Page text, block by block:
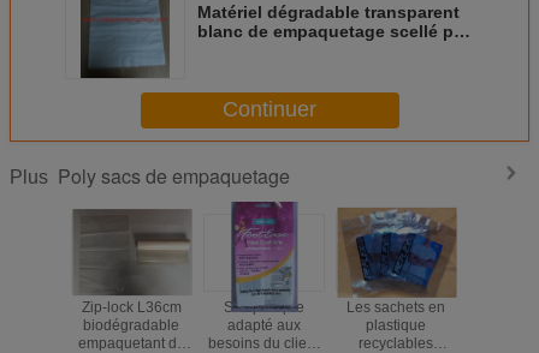
Matériel dégradable transparent
blanc de empaquetage scellé par
Continuer
Plus Poly sacs de empaquetage
Zip-lock L36cm
biodégradable
empaquetant de
Sac pourpre
adapté aux
besoins du client
Les sachets en
plastique
recyclables